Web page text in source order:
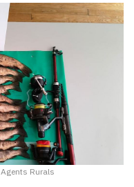
Agents Rurals